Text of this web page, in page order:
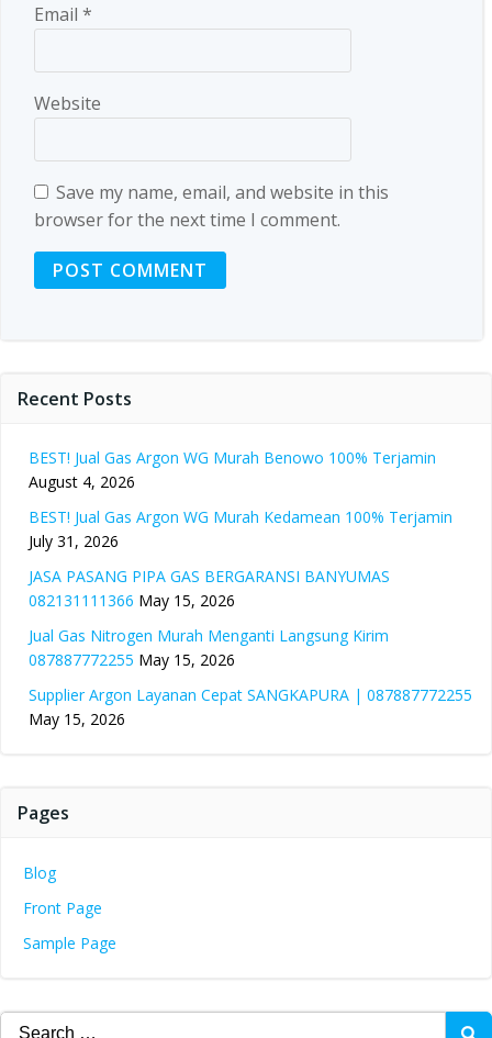
Email *
Website
Save my name, email, and website in this
browser for the next time I comment.
Recent Posts
BEST! Jual Gas Argon WG Murah Benowo 100% Terjamin
August 4, 2026
BEST! Jual Gas Argon WG Murah Kedamean 100% Terjamin
July 31, 2026
JASA PASANG PIPA GAS BERGARANSI BANYUMAS
082131111366 May 15, 2026
Jual Gas Nitrogen Murah Menganti Langsung Kirim
087887772255 May 15, 2026
Supplier Argon Layanan Cepat SANGKAPURA | 087887772255
May 15, 2026
Pages
Blog
Front Page
Sample Page
Search